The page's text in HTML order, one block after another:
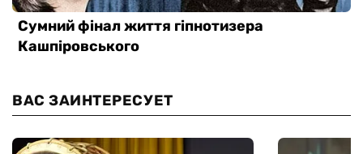
ВАС ЗАИНТЕРЕСУЕТ